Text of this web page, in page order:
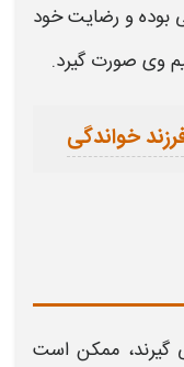
بوده و رضایت خود
قیم وی صورت گیرد.
خواندگی
گیرند، ممکن است